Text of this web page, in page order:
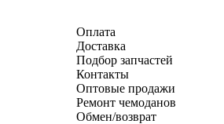
Оплата
Доставка
Подбор запчастей
Контакты
Оптовые продажи
Ремонт чемоданов
Обмен/возврат